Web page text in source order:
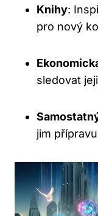
Knihy:
pro nový
sledovat
jim